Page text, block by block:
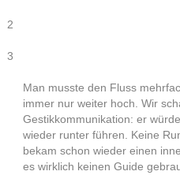
2
3
Man musste den Fluss
immer nur weiter hoch. Wir
Gestikkommunikation: er
wieder runter führen. Keine
bekam schon wieder einen
es wirklich keinen Guide